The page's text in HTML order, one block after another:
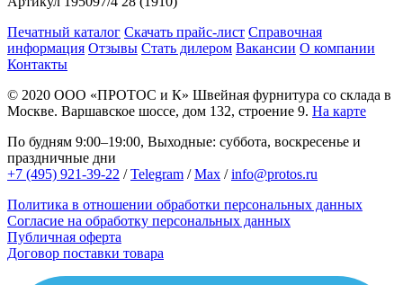
Печатный каталог Скачать прайс-лист Справочная
информация Отзывы Стать дилером Вакансии О компании
Контакты
© 2020 ООО «ПРОТОС и К» Швейная фурнитура со склада в
Москве. Варшавское шоссе, дом 132, строение 9. На карте
По будням 9:00–19:00, Выходные: суббота, воскресенье и
праздничные дни
+7 (495) 921-39-22 /Telegram /Max /info@protos.ru
Политика в отношении обработки персональных данных
Согласие на обработку персональных данных
Публичная оферта
Договор поставки товара